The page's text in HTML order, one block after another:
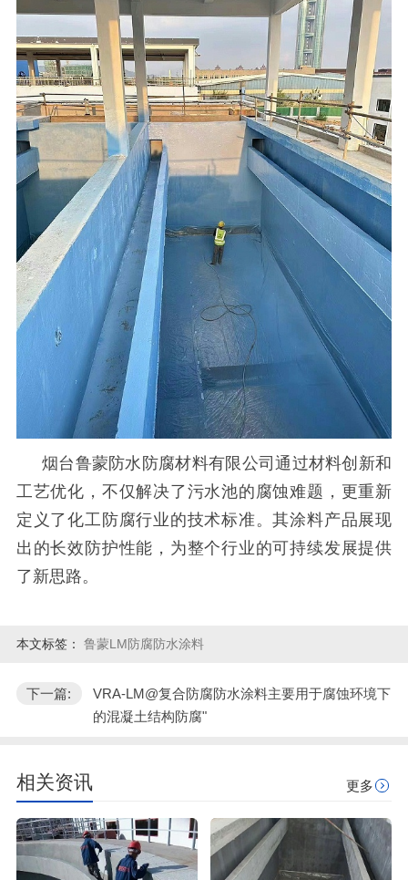
烟台鲁蒙防水防腐材料有限公司通过材料创新和
工艺优化，不仅解决了污水池的腐蚀难题，更重新
定义了化工防腐行业的技术标准。其涂料产品展现
出的长效防护性能，为整个行业的可持续发展提供
了新思路。
本文标签： 鲁蒙LM防腐防水涂料
下一篇:
VRA-LM@复合防腐防水涂料主要用于腐蚀环境下
的混凝土结构防腐"
相关资讯 更多